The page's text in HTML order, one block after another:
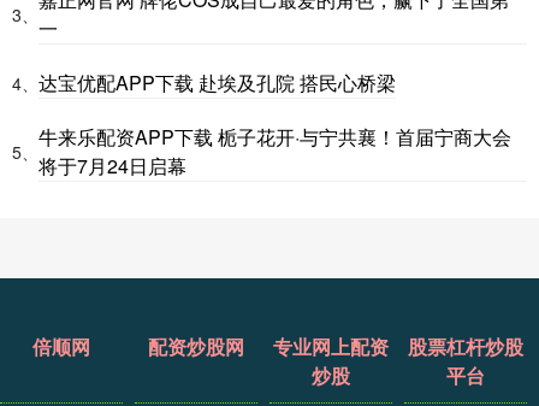
3、 一
4、 达宝优配APP下载 赴埃及孔院 搭民心桥梁
5、
牛来乐配资APP下载 栀子花开·与宁共襄！首届宁商大会
将于7月24日启幕
倍顺网 配资炒股网
专业网上配资
炒股
股票杠杆炒股
平台